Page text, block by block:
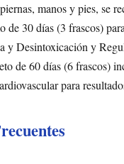
manos y pies, se
de 30 días (3 frascos)
y Desintoxicación y
de 60 días (6 frascos)
para